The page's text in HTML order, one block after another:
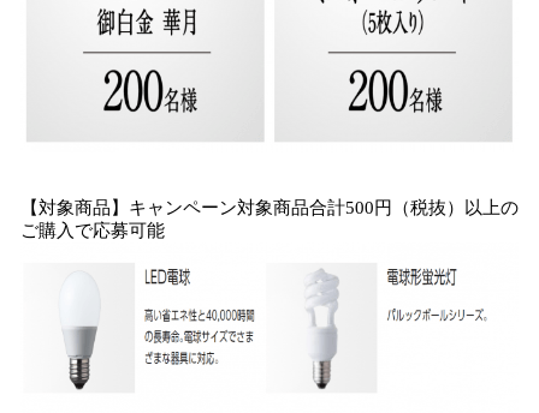
【対象商品】キャンペーン対象商品合計500円（税抜）以上の
ご購入で応募可能